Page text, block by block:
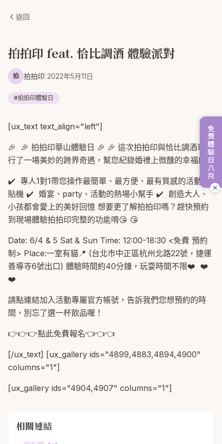
免費體驗日八月
返回
拍拍印 feat. 恰比調酒 體驗派對
拍 拍拍印 2022年5月11日
#拍拍印體驗日
[ux_text text_align="left"]
🎉 🎉 拍拍印華山體驗日 🎉 🎉 這次拍拍印與恰比調酒車進
行了一場美妙的跨界奇遇，幫您紀錄婚禮上微醺的幸福感❤️
✔️ 專人1對1帶您操作最簡單、最方便、最有質感的活動拍
貼機 ✔️ 婚宴、party、活動的熱場小幫手 ✔️ 創造大人、
小孩都會愛上的美好回憶 想要更了解拍拍印嗎？趕快預約
到現場體驗拍拍印完整的功能唷😘 😘
Date: 6/4 & 5 Sat & Sun Time: 12:00-18:30 <免費 預約
制> Place:一室有貓📍 (台北市中正區杭州北路22號，捷運
善導寺6號出口) 體驗時間約40分鐘，玩耍時間不限❤️ ❤️
❤️
請點連結加入活動專屬官方帳號，告訴我們您想預約的時
間，別忘了選一杯飲品喔！
👉👉👉點此免費報名👈👈👈
[/ux_text] [ux_gallery ids="4899,4883,4894,4900"
columns="1"]
[ux_gallery ids="4904,4907" columns="1"]
相關連結